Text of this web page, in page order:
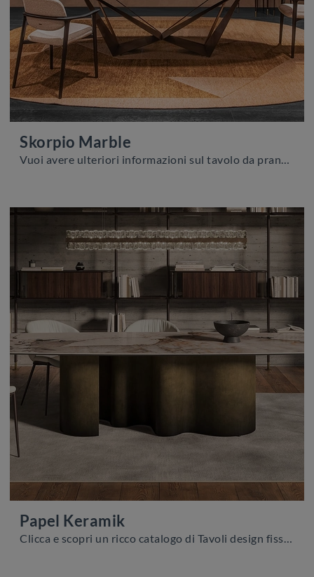
Skorpio Marble
Vuoi avere ulteriori informazioni sul tavolo da pranzo Skorpio Marble di Cattelan Italia? Clicca e scopri di più sui modelli fissi del brand.
Papel Keramik
Clicca e scopri un ricco catalogo di Tavoli design fissi da pranzo! Il modello Papel Keramik di Cattelan Italia ti sta aspettando.